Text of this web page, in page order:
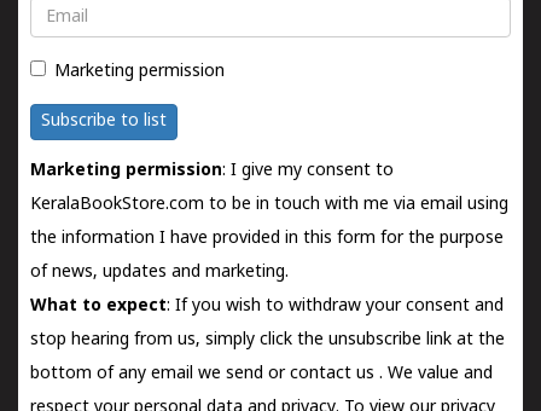
Email
Marketing permission
Subscribe to list
Marketing permission: I give my consent to
KeralaBookStore.com to be in touch with me via email using
the information I have provided in this form for the purpose
of news, updates and marketing.
What to expect: If you wish to withdraw your consent and
stop hearing from us, simply click the unsubscribe link at the
bottom of any email we send orcontact us . We value and